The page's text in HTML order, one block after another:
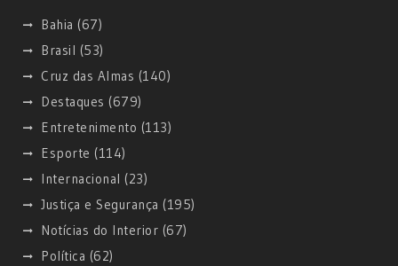
Bahia (67)
Brasil (53)
Cruz das Almas (140)
Destaques (679)
Entretenimento (113)
Esporte (114)
Internacional (23)
Justiça e Segurança (195)
Notícias do Interior (67)
Política (62)